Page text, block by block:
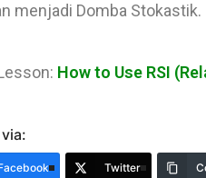
menjadi Domba Stokastik.
How to Use RSI
Twitter